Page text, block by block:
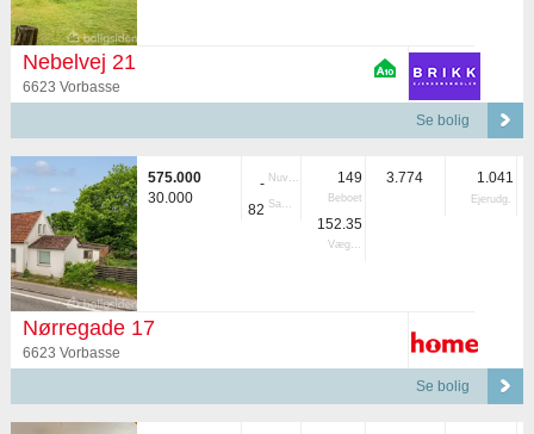
Nebelvej 21
6623 Vorbasse
Se bolig
575.000
30.000
- Nuvær.
82 Samlet
149
Beboet
152.35
Vægtet
3.774 1.041
Ejerudg.
Nørregade 17
6623 Vorbasse
Se bolig